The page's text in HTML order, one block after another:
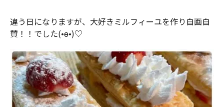
違う日になりますが、大好きミルフィーユを作り自画自
賛！！でした(•ө•)♡